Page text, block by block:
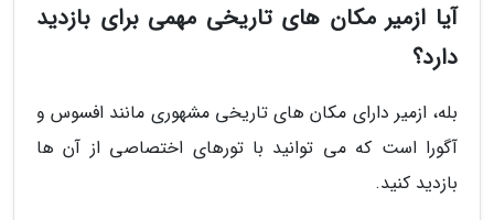
آیا ازمیر مکان های تاریخی مهمی برای بازدید
دارد؟
بله، ازمیر دارای مکان های تاریخی مشهوری مانند افسوس و
آگورا است که می توانید با تورهای اختصاصی از آن ها
بازدید کنید.